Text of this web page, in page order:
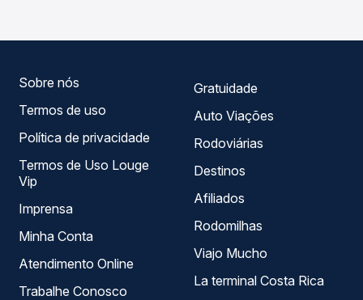
Sobre nós
Termos de uso
Política de privacidade
Termos de Uso Louge
Vip
Imprensa
Minha Conta
Atendimento Online
Trabalhe Conosco
Gratuidade
Auto Viações
Rodoviárias
Destinos
Afiliados
Rodomilhas
Viajo Mucho
La terminal Costa Rica